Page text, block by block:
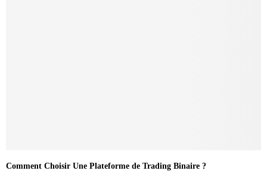
Comment Choisir Une Plateforme de Trading Binaire ?